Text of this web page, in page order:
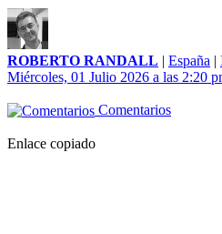
ROBERTO RANDALL | España |
Miércoles, 01 Julio 2026 a las 2:20
Comentarios
Enlace copiado